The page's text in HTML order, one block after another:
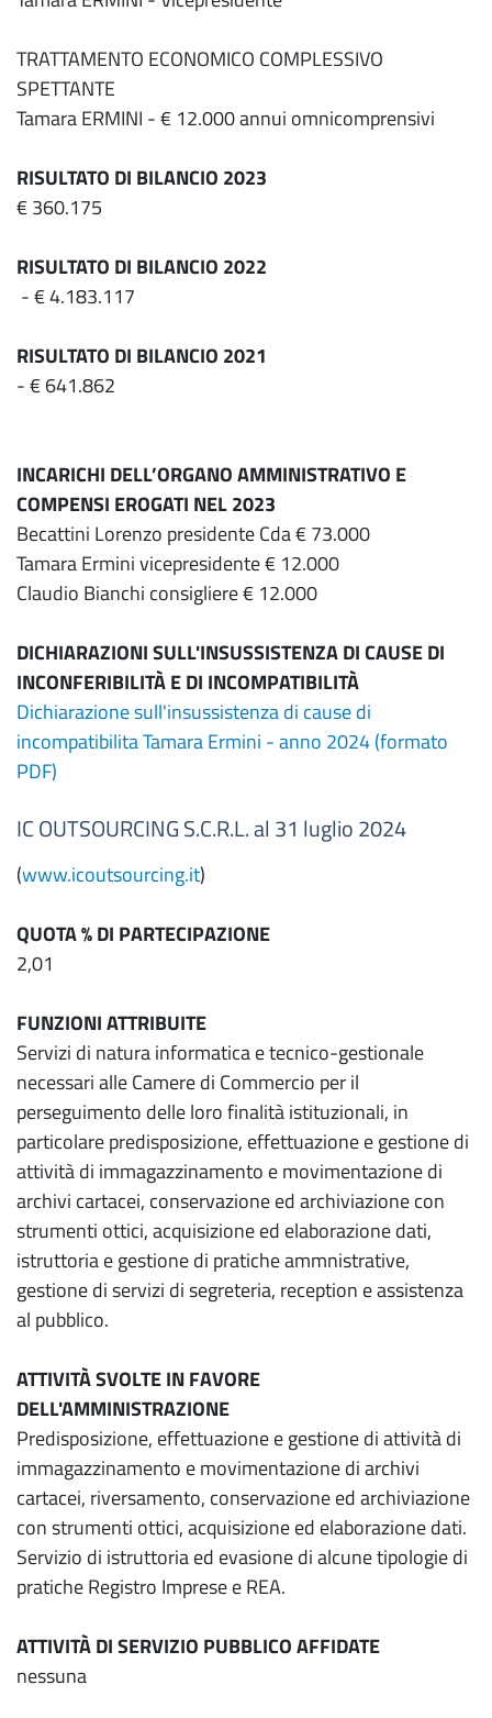
TRATTAMENTO ECONOMICO COMPLESSIVO
SPETTANTE
Tamara ERMINI - € 12.000 annui omnicomprensivi
RISULTATO DI BILANCIO 2023
€ 360.175
RISULTATO DI BILANCIO 2022
- € 4.183.117
RISULTATO DI BILANCIO 2021
- € 641.862
INCARICHI DELL’ORGANO AMMINISTRATIVO E
COMPENSI EROGATI NEL 2023
Becattini Lorenzo presidente Cda € 73.000
Tamara Ermini vicepresidente € 12.000
Claudio Bianchi consigliere € 12.000
DICHIARAZIONI SULL'INSUSSISTENZA DI CAUSE DI
INCONFERIBILITÀ E DI INCOMPATIBILITÀ
Dichiarazione sull'insussistenza di cause di
incompatibilita Tamara Ermini - anno 2024 (formato
PDF)
IC OUTSOURCING S.C.R.L. al 31 luglio 2024
(www.icoutsourcing.it)
QUOTA % DI PARTECIPAZIONE
2,01
FUNZIONI ATTRIBUITE
Servizi di natura informatica e tecnico-gestionale
necessari alle Camere di Commercio per il
perseguimento delle loro finalità istituzionali, in
particolare predisposizione, effettuazione e gestione di
attività di immagazzinamento e movimentazione di
archivi cartacei, conservazione ed archiviazione con
strumenti ottici, acquisizione ed elaborazione dati,
istruttoria e gestione di pratiche ammnistrative,
gestione di servizi di segreteria, reception e assistenza
al pubblico.
ATTIVITÀ SVOLTE IN FAVORE
DELL'AMMINISTRAZIONE
Predisposizione, effettuazione e gestione di attività di
immagazzinamento e movimentazione di archivi
cartacei, riversamento, conservazione ed archiviazione
con strumenti ottici, acquisizione ed elaborazione dati.
Servizio di istruttoria ed evasione di alcune tipologie di
pratiche Registro Imprese e REA.
ATTIVITÀ DI SERVIZIO PUBBLICO AFFIDATE
nessuna